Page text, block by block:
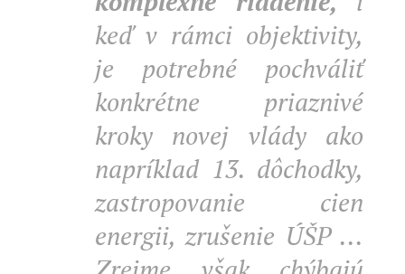
keď v rámci objektivity,
je potrebné pochváliť
konkrétne priaznivé
kroky novej vlády ako
napríklad 13. dôchodky,
zastropovanie cien
energii, zrušenie ÚŠP ...